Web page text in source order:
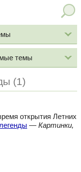
темы
(1)
открытия Летних
— Картинки,